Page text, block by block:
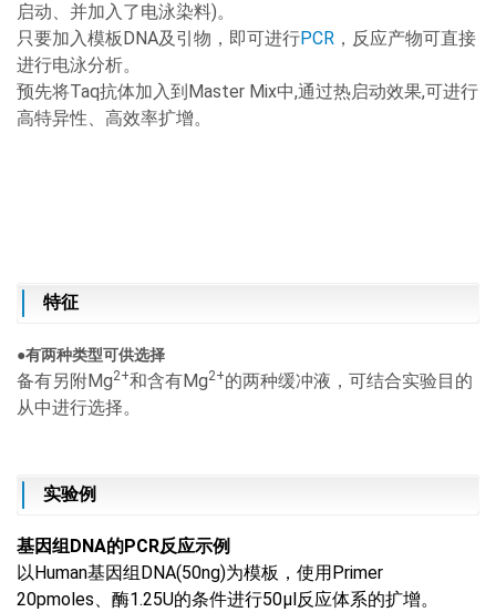
启动、并加入了电泳染料)。
只要加入模板DNA及引物，即可进行PCR ，反应产物可直接
进行电泳分析。
预先将Taq抗体加入到Master Mix中,通过热启动效果,可进行
高特异性、高效率扩增。
特征
●有两种类型可供选择
备有另附Mg2+和含有Mg2+的两种缓冲液，可结合实验目的
从中进行选择。
实验例
基因组DNA的PCR反应示例
以Human基因组DNA(50ng)为模板，使用Primer
20pmoles、酶1.25U的条件进行50μl反应体系的扩增。